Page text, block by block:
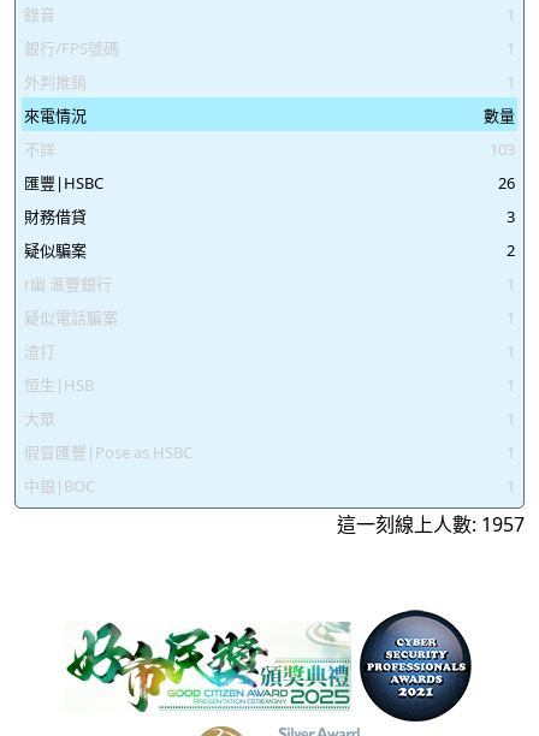
錄音
1
銀行/FPS號碼
1
外判推銷
1
來電情況
數量
不詳
103
匯豐|HSBC
26
財務借貸
3
疑似騙案
2
幽 滙豐銀行
1
疑似電話騙案
1
渣打
1
恒生|HSB
1
大眾
1
假冒匯豐|Pose as HSBC
1
中銀|BOC
1
這一刻線上人數: 1957